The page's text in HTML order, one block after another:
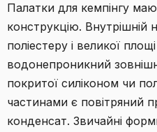
Палатки для кемпінгу
конструкцію. Внутрішній
поліестеру і великої
водонепроникний
покритої силіконом чи
частинами є повітряний
конденсат. Звичайні